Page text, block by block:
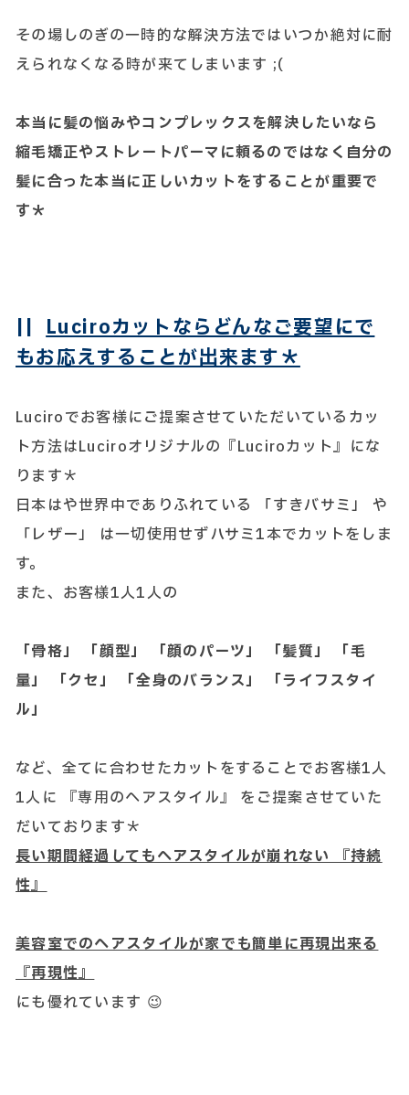
その場しのぎの一時的な解決方法ではいつか絶対に耐
えられなくなる時が来てしまいます ;(
本当に髪の悩みやコンプレックスを解決したいなら
縮毛矯正やストレートパーマに頼るのではなく自分の
髪に合った本当に正しいカットをすることが重要で
す＊
||Luciroカットならどんなご要望にで
もお応えすることが出来ます＊
Luciroでお客様にご提案させていただいているカッ
ト方法はLuciroオリジナルの『Luciroカット』にな
ります＊
日本はや世界中でありふれている 「すきバサミ」 や
「レザー」 は一切使用せずハサミ1本でカットをしま
す。
また、お客様1人1人の
「骨格」 「顔型」 「顔のパーツ」 「髪質」 「毛
量」 「クセ」 「全身のバランス」 「ライフスタイ
ル」
など、全てに合わせたカットをすることでお客様1人
1人に 『専用のヘアスタイル』 をご提案させていた
だいております＊
長い期間経過してもヘアスタイルが崩れない 『持続
性』
美容室でのヘアスタイルが家でも簡単に再現出来る
『再現性』
にも優れています 😉